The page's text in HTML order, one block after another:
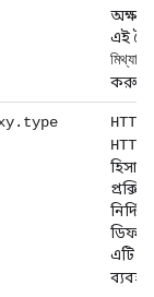
অক্ষম
এই
মিথ্যাতে
করুন।
HTTP
HTTPS
এটি